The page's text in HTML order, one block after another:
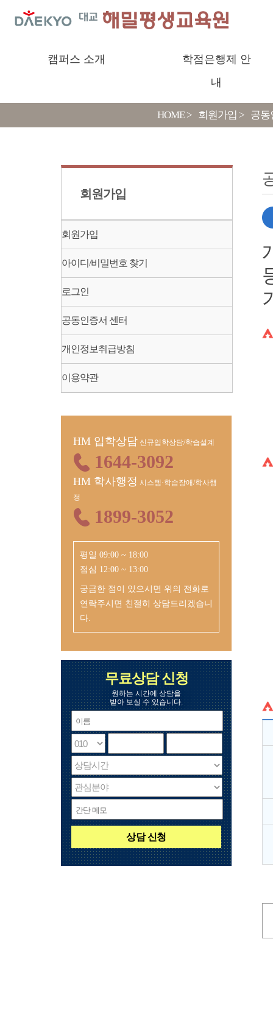
캠퍼스 소개
학점은행제 안
내
회원가입
회원가입
아이디/비밀번호 찾기
로그인
공동인증서 센터
개인정보취급방침
이용약관
HM 입학상담 신규입학상담/학습설계
1644-3092
HM 학사행정 시스템·학습장애/학사행
정
1899-3052
평일 09:00 ~ 18:00
점심 12:00 ~ 13:00
궁금한 점이 있으시면 위의 전화로
연락주시면 친절히 상담드리겠습니
다.
무료상담 신청
원하는 시간에 상담을
받아 보실 수 있습니다.
HOME > 회원가입 > 공동